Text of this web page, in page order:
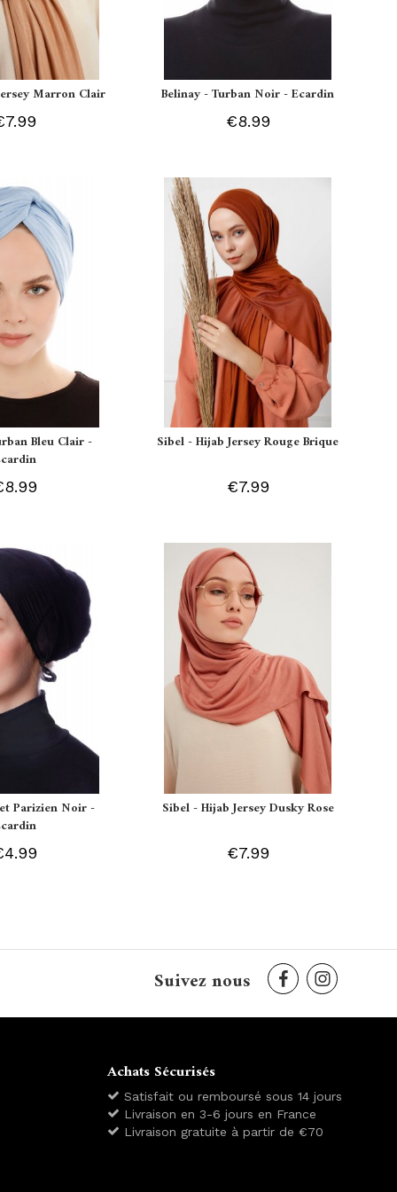
Marron Clair Belinay - Turban Noir - Ecardin
€8.99
Bleu Clair -
Sibel - Hijab Jersey Rouge Brique
€7.99
Parizien Noir -
Sibel - Hijab Jersey Dusky Rose
€7.99
Suivez nous
Achats Sécurisés
Satisfait ou remboursé sous 14 jours
Livraison en 3-6 jours en France
Livraison gratuite à partir de €70